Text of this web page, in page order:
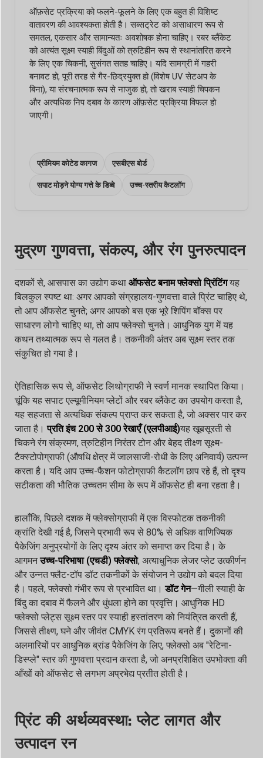
ऑफ़सेट प्रक्रिया को फलने-फूलने के लिए एक बहुत ही विशिष्ट
वातावरण की आवश्यकता होती है। सब्सट्रेट को असाधारण रूप से
समतल, एकसार और सामान्यतः अवशोषक होना चाहिए। रबर ब्लैंकेट
को अत्यंत सूक्ष्म स्याही बिंदुओं को त्रुटिहीन रूप से स्थानांतरित करने
के लिए एक चिकनी, सुसंगत सतह चाहिए। यदि सामग्री में गहरी
बनावट हो, पूरी तरह से गैर-छिद्रयुक्त हो (विशेष UV सेटअप के
बिना), या संरचनात्मक रूप से नाजुक हो, तो खराब स्याही चिपकन
और अत्यधिक निप दबाव के कारण ऑफ़सेट प्रक्रिया विफल हो
जाएगी।
प्रीमियम कोटेड कागज एसबीएस बोर्ड
सपाट मोड़ने योग्य गत्ते के डिब्बे उच्च-स्तरीय कैटलॉग
मुद्रण गुणवत्ता, संकल्प, और रंग पुनरुत्पादन
दशकों से, आसपास का उद्योग कथा ऑफसेट बनाम फ्लेक्सो प्रिंटिंगयह
बिलकुल स्पष्ट था: अगर आपको संग्रहालय-गुणवत्ता वाले प्रिंट चाहिए थे,
तो आप ऑफसेट चुनते; अगर आपको बस एक भूरे शिपिंग बॉक्स पर
साधारण लोगो चाहिए था, तो आप फ्लेक्सो चुनते। आधुनिक युग में यह
कथन तथ्यात्मक रूप से गलत है। तकनीकी अंतर अब सूक्ष्म स्तर तक
संकुचित हो गया है।
ऐतिहासिक रूप से, ऑफसेट लिथोग्राफी ने स्वर्ण मानक स्थापित किया।
चूंकि यह सपाट एल्यूमीनियम प्लेटों और रबर ब्लैंकेट का उपयोग करता है,
यह सहजता से अत्यधिक संकल्प प्राप्त कर सकता है, जो अक्सर पार कर
जाता है।प्रति इंच 200 से 300 रेखाएँ (एलपीआई)यह खूबसूरती से
चिकने रंग संक्रमण, त्रुटिहीन निरंतर टोन और बेहद तीक्ष्ण सूक्ष्म-
टैक्स्टोपोग्राफी (औषधि क्षेत्र में जालसाजी-रोधी के लिए अनिवार्य) उत्पन्न
करता है। यदि आप उच्च-फैशन फोटोग्राफी कैटलॉग छाप रहे हैं, तो दृश्य
सटीकता की भौतिक उच्चतम सीमा के रूप में ऑफसेट ही बना रहता है।
हालाँकि, पिछले दशक में फ्लेक्सोग्राफी में एक विस्फोटक तकनीकी
क्रांति देखी गई है, जिसने प्रभावी रूप से 80% से अधिक वाणिज्यिक
पैकेजिंग अनुप्रयोगों के लिए दृश्य अंतर को समाप्त कर दिया है। के
आगमनउच्च-परिभाषा (एचडी) फ्लेक्सो, अत्याधुनिक लेजर प्लेट उत्कीर्णन
और उन्नत फ्लैट-टॉप डॉट तकनीकों के संयोजन ने उद्योग को बदल दिया
है। पहले, फ्लेक्सो गंभीर रूप से प्रभावित था।डॉट गेन—गीली स्याही के
बिंदु का दबाव में फैलने और धुंधला होने का प्रवृत्ति। आधुनिक HD
फ्लेक्सो प्लेट्स सूक्ष्म स्तर पर स्याही हस्तांतरण को नियंत्रित करती हैं,
जिससे तीक्ष्ण, घने और जीवंत CMYK रंग प्रतिरूप बनते हैं। दुकानों की
अलमारियों पर आधुनिक ब्रांड पैकेजिंग के लिए, फ्लेक्सो अब "रेटिना-
डिस्प्ले" स्तर की गुणवत्ता प्रदान करता है, जो अनप्रशिक्षित उपभोक्ता की
आँखों को ऑफसेट से लगभग अप्रभेद्य प्रतीत होती है।
प्रिंट की अर्थव्यवस्था: प्लेट लागत और
उत्पादन रन